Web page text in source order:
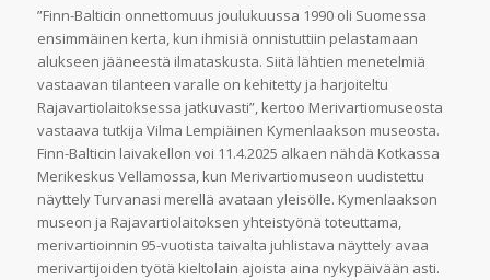
”Finn-Balticin onnettomuus joulukuussa 1990 oli Suomessa
ensimmäinen kerta, kun ihmisiä onnistuttiin pelastamaan
alukseen jääneestä ilmataskusta. Siitä lähtien menetelmiä
vastaavan tilanteen varalle on kehitetty ja harjoiteltu
Rajavartiolaitoksessa jatkuvasti”, kertoo Merivartiomuseosta
vastaava tutkija Vilma Lempiäinen Kymenlaakson museosta.
Finn-Balticin laivakellon voi 11.4.2025 alkaen nähdä Kotkassa
Merikeskus Vellamossa, kun Merivartiomuseon uudistettu
näyttely Turvanasi merellä avataan yleisölle. Kymenlaakson
museon ja Rajavartiolaitoksen yhteistyönä toteuttama,
merivartioinnin 95-vuotista taivalta juhlistava näyttely avaa
merivartijoiden työtä kieltolain ajoista aina nykypäivään asti.